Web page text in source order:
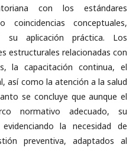
con los estándares
coincidencias conceptuales,
aplicación práctica. Los
estructurales relacionadas con
la capacitación continua, el
así como la atención a la salud
se concluye que aunque el
normativo adecuado, su
la necesidad de
preventiva, adaptados al